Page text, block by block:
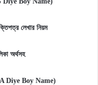
লেখার নিয়ম
অর্থসহ
A Diye Boy Name)